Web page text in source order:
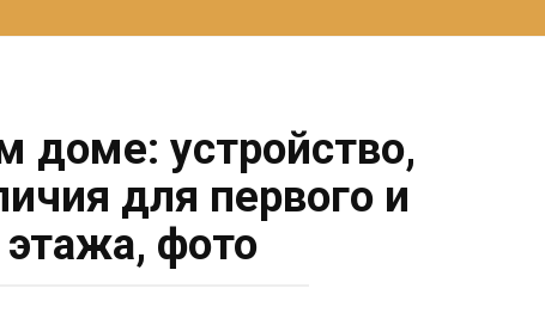
доме: устройство,
для первого и
этажа, фото